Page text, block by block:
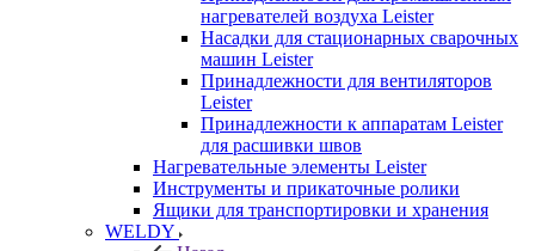
нагревателей воздуха Leister
Насадки для стационарных сварочных
машин Leister
Принадлежности для вентиляторов
Leister
Принадлежности к аппаратам Leister
для расшивки швов
Нагревательные элементы Leister
Инструменты и прикаточные ролики
Ящики для транспортировки и хранения
WELDY